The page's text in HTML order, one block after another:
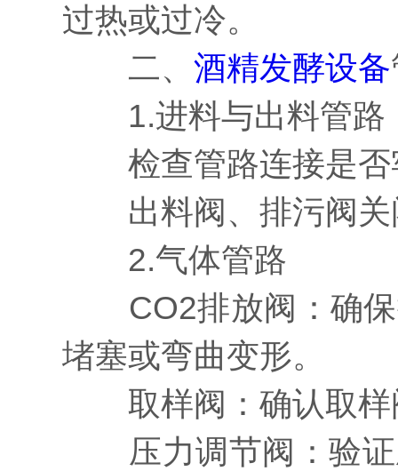
过热或过冷。
二、 酒精发酵设备
1.进料与出料管路
检查管路连接是否
出料阀、排污阀关
2.气体管路
CO2排放阀：确保
堵塞或弯曲变形。
取样阀：确认取样
压力调节阀：验证